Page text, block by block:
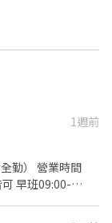
1週前
時間
早班09:00-